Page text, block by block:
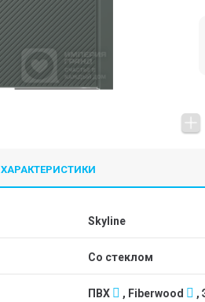
ХАРАКТЕРИСТИКИ
Skyline
со стеклом
ПВХ , Fiberwood ,